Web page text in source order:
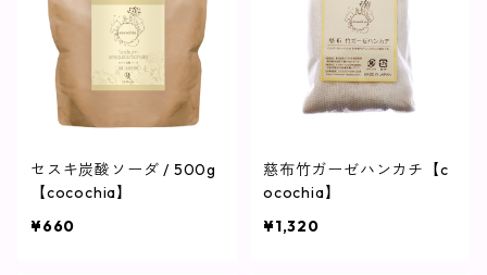
セスキ炭酸ソーダ / 500g
【cocochia】
¥660
慈布竹ガーゼハンカチ【c
ocochia】
¥1,320